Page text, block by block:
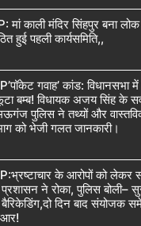
काली मंदिर सिंहपुर बना लोक
हुई पहली कार्यसमिति,,
गवाह’ कांड: विधानसभा
बम्ब! विधायक अजय सिंह के
पुलिस ने तथ्यों और
को भेजी गलत जानकारी।
के आरोपों को लेकर
ने रोका, पुलिस बोली–
दिन बाद संयोजक